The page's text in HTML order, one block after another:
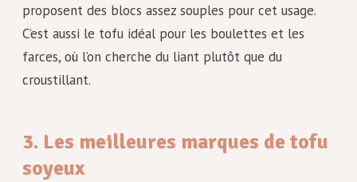
proposent des blocs assez souples pour cet usage.
C’est aussi le tofu idéal pour les boulettes et les
farces, où l’on cherche du liant plutôt que du
croustillant.
3. Les meilleures marques de tofu
soyeux